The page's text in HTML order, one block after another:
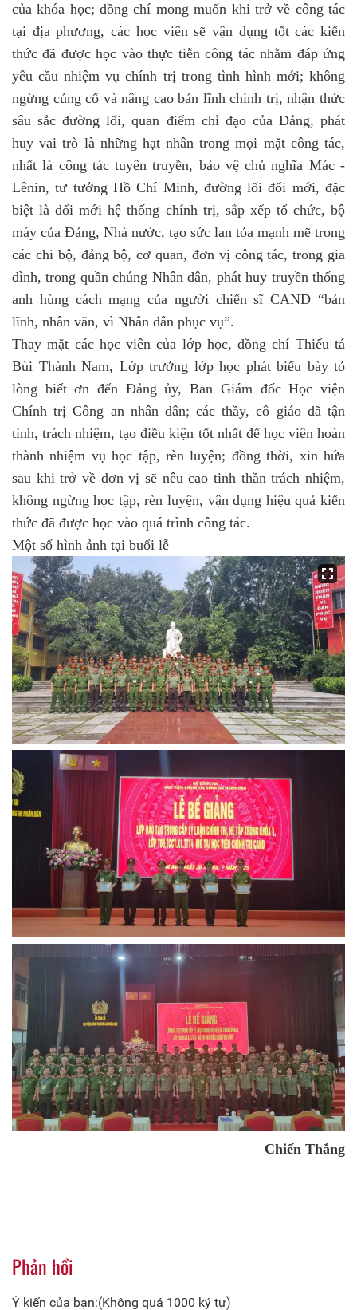
của khóa học; đồng chí mong muốn khi trở về công tác
tại địa phương, các học viên sẽ vận dụng tốt các kiến
thức đã được học vào thực tiễn công tác nhằm đáp ứng
yêu cầu nhiệm vụ chính trị trong tình hình mới; không
ngừng củng cố và nâng cao bản lĩnh chính trị, nhận thức
sâu sắc đường lối, quan điểm chỉ đạo của Đảng, phát
huy vai trò là những hạt nhân trong mọi mặt công tác,
nhất là công tác tuyên truyền, bảo vệ chủ nghĩa Mác -
Lênin, tư tưởng Hồ Chí Minh, đường lối đổi mới, đặc
biệt là đổi mới hệ thống chính trị, sắp xếp tổ chức, bộ
máy của Đảng, Nhà nước, tạo sức lan tỏa mạnh mẽ trong
các chi bộ, đảng bộ, cơ quan, đơn vị công tác, trong gia
đình, trong quần chúng Nhân dân, phát huy truyền thống
anh hùng cách mạngcủa người chiến sĩ CAND “bản
lĩnh, nhân văn, vì Nhân dân phục vụ”.
Thay mặt các học viên của lớp học, đồng chí Thiếu tá
Bùi Thành Nam, Lớp trưởng lớp học phát biểu bày tỏ
lòng biết ơn đến Đảng ủy, Ban Giám đốc Học viện
Chính trị Công an nhân dân; các thầy, cô giáo đã tận
tình, trách nhiệm, tạo điều kiện tốt nhất để học viên hoàn
thành nhiệm vụ học tập, rèn luyện; đồng thời, xin hứa
sau khi trở về đơn vị sẽ nêu cao tinh thần trách nhiệm,
không ngừng học tập, rèn luyện, vận dụng hiệuquả kiến
thức đã được học vào quá trình công tác.
Một số hình ảnh tại buổi lễ
Chiến Thắng
Phản hồi
Ý kiến của bạn:(Không quá 1000 ký tự)